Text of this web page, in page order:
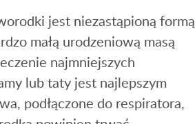
jest niezastąpioną formą
małą urodzeniową masą
najmniejszych
lub taty jest najlepszym
podłączone do respiratora,